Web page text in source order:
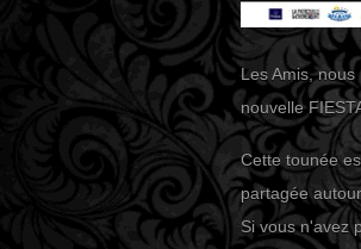
Les Amis,
nouvelle
Cette tounée
partagée
Si vous n'avez